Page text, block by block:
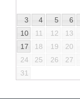
3
4 5 6
10
11 12 13
17
18 19 20
24
25 26 27
31